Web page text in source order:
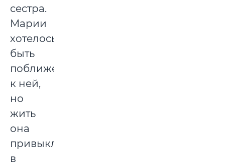
сестра.
Марии
хотелось
быть
поближе
к ней,
но
жить
она
привыкла
в